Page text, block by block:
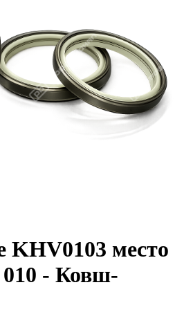
KHV0103 место
010 - Ковш-